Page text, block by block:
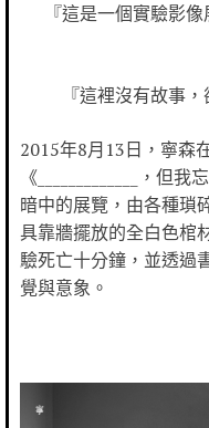
『這是一個實驗影
『這裡沒有故事
2015年8月13日，寧森
《
，但我
暗中的展覽，由各種瑣
具靠牆擺放的全白色棺
驗死亡十分鐘，並透過
覺與意象。